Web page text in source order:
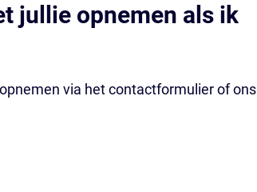
jullie opnemen als ik
via het contactformulier of ons